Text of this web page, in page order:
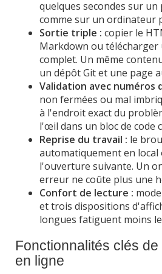
quelques secondes sur
comme sur un ordinateur
Sortie triple : copier le
Markdown ou télécharger
complet. Un même
un dépôt Git et une page
Validation avec numéros
non fermées ou mal
à l'endroit exact du
l'œil dans un bloc de code
Reprise du travail : le
automatiquement en local
l'ouverture suivante. Un
erreur ne coûte plus une
Confort de lecture :
et trois dispositions
longues fatiguent moins
Fonctionnalités clés
en ligne